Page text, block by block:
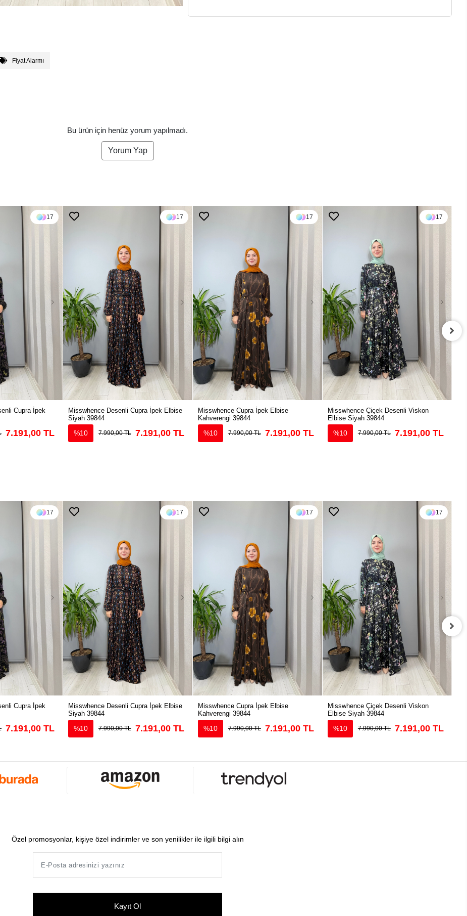
Fiyat Alarmı
Bu ürün için henüz yorum yapılmadı.
Yorum Yap
17
Cupra İpek
7.191,00 TL
17
Misswhence Desenli Cupra İpek Elbise
Siyah 39844
%10 7.990,00 TL 7.191,00 TL
17
Misswhence Cupra İpek Elbise
Kahverengi 39844
%10 7.990,00 TL 7.191,00 TL
17
Misswhence Çiçek Desenli Viskon
Elbise Siyah 39844
%10 7.990,00 TL 7.191,00 TL
17
Cupra İpek
7.191,00 TL
17
Misswhence Desenli Cupra İpek Elbise
Siyah 39844
%10 7.990,00 TL 7.191,00 TL
17
Misswhence Cupra İpek Elbise
Kahverengi 39844
%10 7.990,00 TL 7.191,00 TL
17
Misswhence Çiçek Desenli Viskon
Elbise Siyah 39844
%10 7.990,00 TL 7.191,00 TL
Özel promosyonlar, kişiye özel indirimler ve son yenilikler ile ilgili bilgi alın
Kayıt Ol